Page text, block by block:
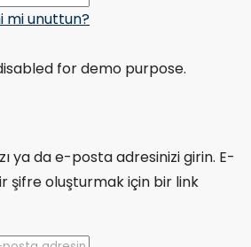
mi unuttun?
for demo purpose.
ya da e-posta adresinizi girin. E-
şifre oluşturmak için bir link